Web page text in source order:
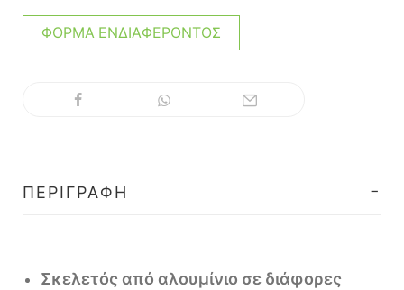
ΦΌΡΜΑ ΕΝΔΙΑΦΈΡΟΝΤΟΣ
ΠΕΡΙΓΡΑΦΉ
Σκελετός από αλουμίνιο σε διάφορες